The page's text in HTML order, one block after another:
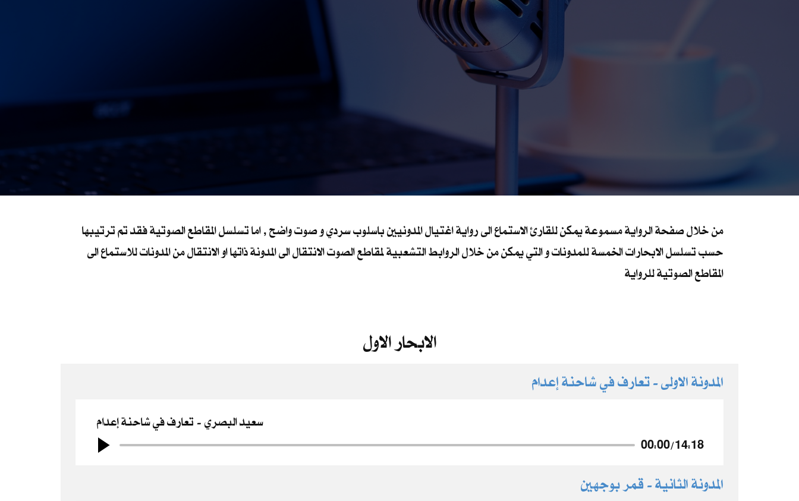
من خلال صفحة الرواية مسموعة يمكن للقارئ الاستماع الى رواية اغتيال المدونيين باسلوب سردي و صوت واضح , اما تسلسل المقاطع الصوتية فقد تم ترتيبها
حسب تسلسل الابحارات الخمسة للمدونات و التي يمكن من خلال الروابط التشعبية لمقاطع الصوت الانتقال الى المدونة ذاتها او الانتقال من المدونات للاستماع الى
المقاطع الصوتية للرواية
الابحار الاول
المدونة الاولى - تعارف في شاحنة إعدام
تعارف في شاحنة إعدام سعيد البصري
00:00/14:18
المدونة الثانية - قمر بوجهين